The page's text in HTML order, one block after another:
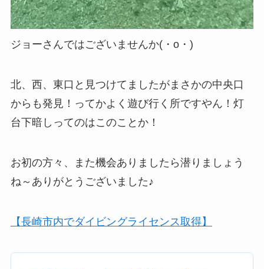
ジョーさんではございませんか(・o・)
北、西、東口と見つけてましたがまさかの中央口
からも発見！ってかよく遊び行く所ですやん！灯
台下暗しってのはこのことか！
お初の方々、また機会ありましたら潜りましょう
ね～ありがとうございました♪
【長崎市内でダイビングライセンス取得】